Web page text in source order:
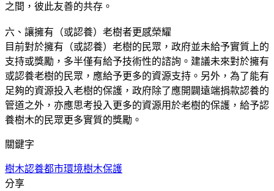
之間，彼此友善的共存。
六、讓擁有（或認養）老樹者更感榮耀
目前對於擁有（或認養）老樹的民眾，政府並未給予實質上的
支持或獎勵，多半僅有給予技術性的諮詢。建議未來對於擁有
或認養老樹的民眾，應給予更多的資源支持。另外，為了能有
足夠的資源投入老樹的保護，政府除了應開闢遠端捐款認養的
管道之外，亦應思考投入更多的資源用於老樹的保護，給予認
養樹木的民眾更多實質的獎勵。
關鍵字
樹木認養都市環境樹木保護
分享